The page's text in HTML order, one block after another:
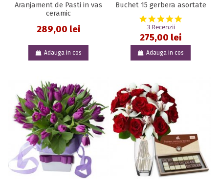
Aranjament de Pasti in vas
ceramic
289,00 lei
Adauga in cos
Buchet 15 gerbera asortate
5.0 star
3 Recenzii
275,00 lei
Adauga in cos